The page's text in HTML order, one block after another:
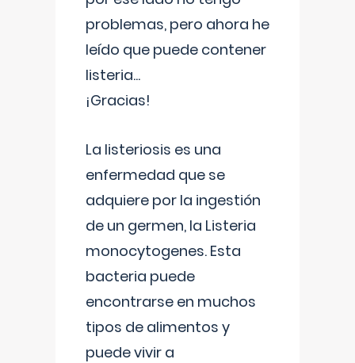
problemas, pero ahora he
leído que puede contener
listeria...
¡Gracias!
La listeriosis es una
enfermedad que se
adquiere por la ingestión
de un germen, la Listeria
monocytogenes. Esta
bacteria puede
encontrarse en muchos
tipos de alimentos y
puede vivir a